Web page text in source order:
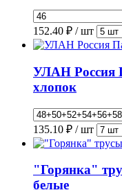
152.40 ₽ / шт
УЛАН Россия
хлопок
135.10 ₽ / шт
"Горянка"
белые